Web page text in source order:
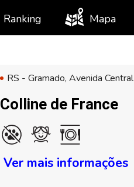
Ranking Mapa
RS - Gramado, Avenida Central
Colline de France
Ver mais informações